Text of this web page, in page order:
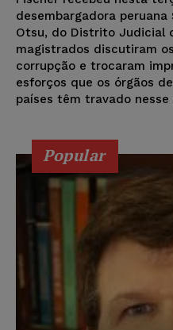
desembargadora peruana
Otsu, do Distrito Judicial
magistrados discutiram
corrupção e trocaram
esforços que os órgãos
países têm travado nesse
Popular